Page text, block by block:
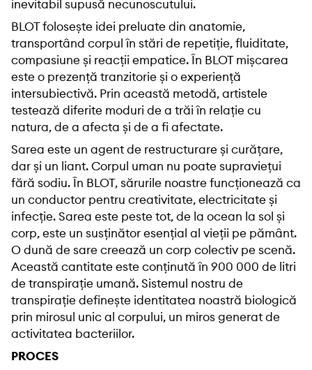
inevitabil supusă necunoscutului.
BLOT folosește idei preluate din anatomie,
transportând corpul în stări de repetiție, fluiditate,
compasiune și reacții empatice. În BLOT mișcarea
este o prezență tranzitorie și o experiență
intersubiectivă. Prin această metodă, artistele
testează diferite moduri de a trăi în relație cu
natura, de a afecta și de a fi afectate.
Sarea este un agent de restructurare și curățare,
dar și un liant. Corpul uman nu poate supraviețui
fără sodiu. În BLOT, sărurile noastre funcționează ca
un conductor pentru creativitate, electricitate și
infecție. Sarea este peste tot, de la ocean la sol și
corp, este un susținător esențial al vieții pe pământ.
O dună de sare creează un corp colectiv pe scenă.
Această cantitate este conținută în 900 000 de litri
de transpirație umană. Sistemul nostru de
transpirație definește identitatea noastră biologică
prin mirosul unic al corpului, un miros generat de
activitatea bacteriilor.
PROCES